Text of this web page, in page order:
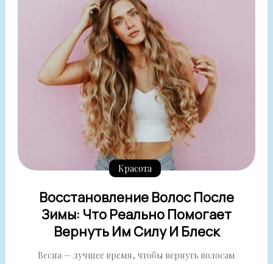
Красота
Восстановление Волос После
Зимы: Что Реально Помогает
Вернуть Им Силу И Блеск
Весна — лучшее время, чтобы вернуть волосам